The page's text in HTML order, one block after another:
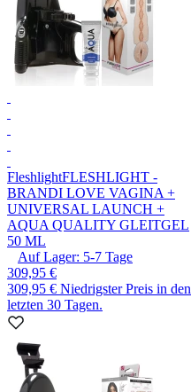
FleshlightFLESHLIGHT -
BRANDI LOVE VAGINA +
UNIVERSAL LAUNCH +
AQUA QUALITY GLEITGEL
50 ML
Auf Lager: 5-7 Tage
309,95 €
309,95 € Niedrigster Preis in den
letzten 30 Tagen.